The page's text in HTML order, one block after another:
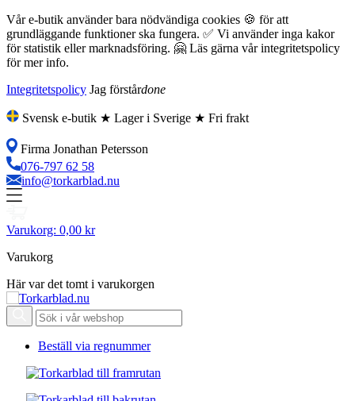
Vår e-butik använder bara nödvändiga cookies 🍪 för att
grundläggande funktioner ska fungera. ✅ Vi använder inga kakor
för statistik eller marknadsföring. 🤗 Läs gärna vår integritetspolicy
för mer info.
Integritetspolicy Jag förstårdone
Svensk e-butik ★ Lager i Sverige ★ Fri frakt
Firma Jonathan Petersson
076-797 62 58
info@torkarblad.nu
Varukorg: 0,00 kr
Varukorg
Här var det tomt i varukorgen
Beställ via regnummer